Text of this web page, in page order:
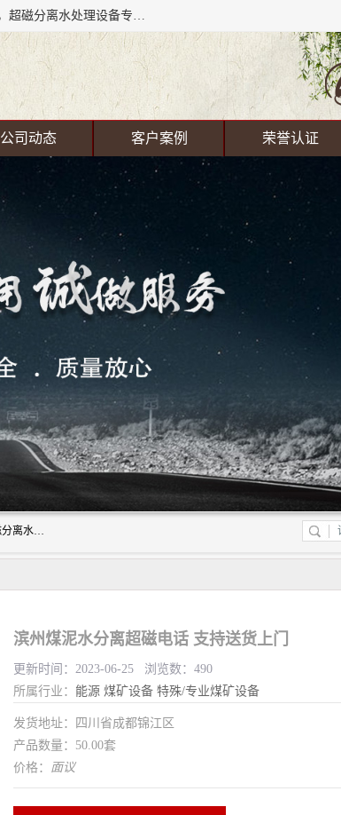
成都源蓉科技公司长期致力于环保技术的研发、设备制造、销售服务。磁分离，超磁分离，矿井水处理，超磁分离水处理设备专业厂家（国家发明专利授权）在水处理领域，公司拥有自己的技术，包括磁分离净化、磁力脱水、精密过滤等，且已获得多项国家发明专利磁分离设备，一级强化设备，磁分离机，磁分离水处理技术服务，超磁分离水处理技术服务。
公司动态 客户案例 荣誉认证
成都源蓉科技公司长期致力于环保技术的研发、设备制造、销售服务。磁分离，超磁分离，矿井水处理，超磁分离水处理设备专业厂家（国家发明专利授权）在水处理领域，公司拥有自己的技术，包括磁分离净化、磁力脱水、精密过滤等，且已获得多项国家发明专利磁分离设备，一级强化设备，磁分离机，磁分离水处理技术服务，超磁分离水处理技术服务。
滨州煤泥水分离超磁电话 支持送货上门
更新时间：2023-06-25 浏览数：490
所属行业： 能源 煤矿设备 特殊/专业煤矿设备
发货地址：四川省成都锦江区
产品数量：50.00套
价格： 面议